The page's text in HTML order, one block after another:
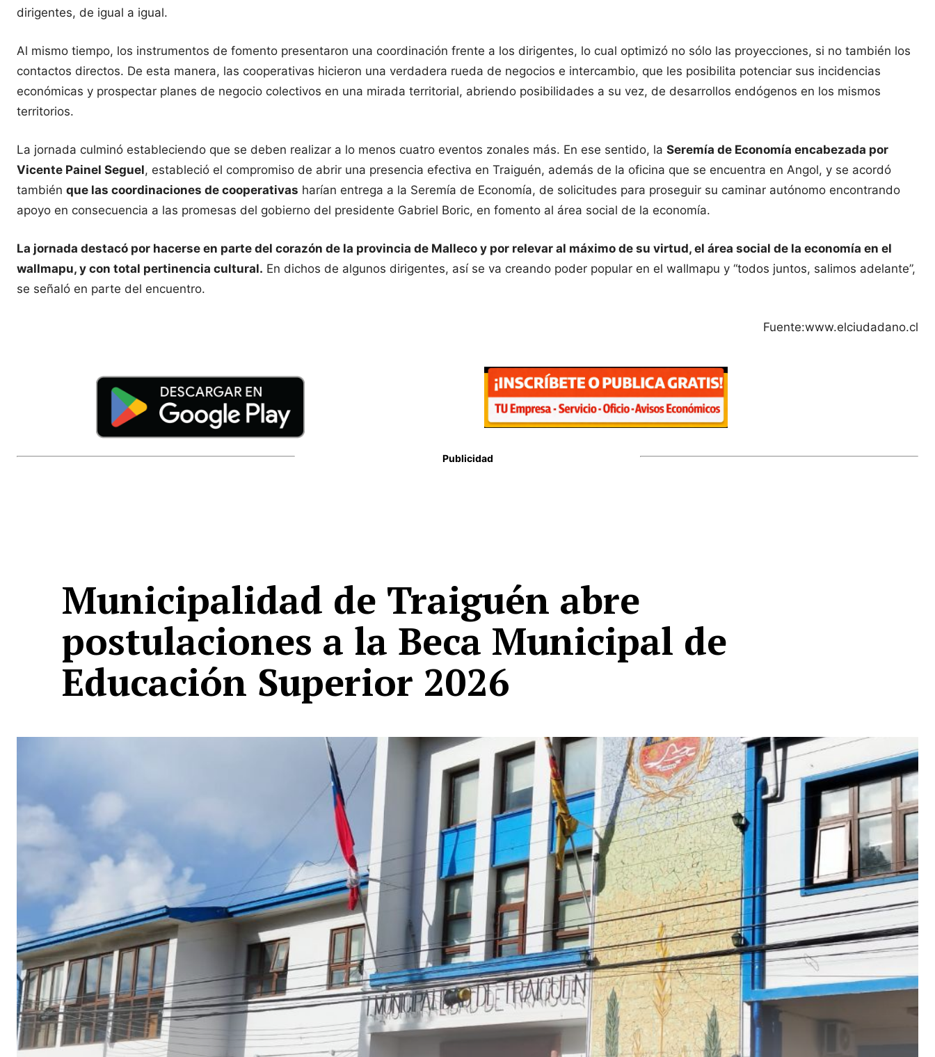
dirigentes, de igual a igual.
Al mismo tiempo, los instrumentos de fomento presentaron una coordinación frente a los dirigentes, lo cual optimizó no sólo las proyecciones, si no también los
contactos directos. De esta manera, las cooperativas hicieron una verdadera rueda de negocios e intercambio, que les posibilita potenciar sus incidencias
económicas y prospectar planes de negocio colectivos en una mirada territorial, abriendo posibilidades a su vez, de desarrollos endógenos en los mismos
territorios.
La jornada culminó estableciendo que se deben realizar a lo menos cuatro eventos zonales más. En ese sentido, la Seremía de Economía encabezada por
Vicente Painel Seguel, estableció el compromiso de abrir una presencia efectiva en Traiguén, además de la oficina que se encuentra en Angol, y se acordó
también que las coordinaciones de cooperativas harían entrega a la Seremía de Economía, de solicitudes para proseguir su caminar autónomo encontrando
apoyo en consecuencia a las promesas del gobierno del presidente Gabriel Boric, en fomento al área social de la economía.
La jornada destacó por hacerse en parte del corazón de la provincia de Malleco y por relevar al máximo de su virtud, el área social de la economía en el
wallmapu, y con total pertinencia cultural. En dichos de algunos dirigentes, así se va creando poder popular en el wallmapu y “todos juntos, salimos adelante”,
se señaló en parte del encuentro.
Fuente:www.elciudadano.cl
Publicidad